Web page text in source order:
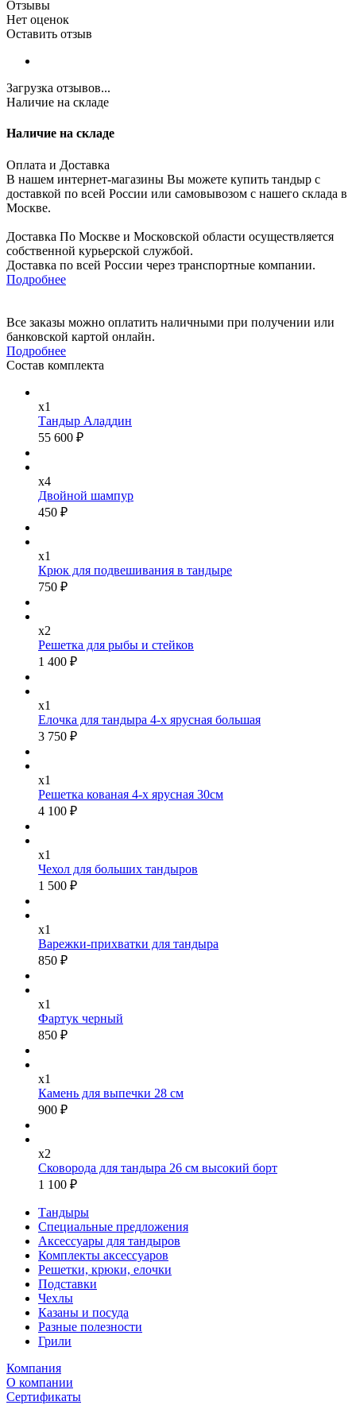
Отзывы
Нет оценок
Оставить отзыв
Загрузка отзывов...
Наличие на складе
Наличие на складе
Оплата и Доставка
В нашем интернет-магазины Вы можете купить тандыр с
доставкой по всей России или самовывозом с нашего склада в
Москве.
Доставка По Москве и Московской области осуществляется
собственной курьерской службой.
Доставка по всей России через транспортные компании.
Подробнее
Все заказы можно оплатить наличными при получении или
банковской картой онлайн.
Подробнее
Состав комплекта
x1
Тандыр Аладдин
55 600 ₽
x4
Двойной шампур
450 ₽
x1
Крюк для подвешивания в тандыре
750 ₽
x2
Решетка для рыбы и стейков
1 400 ₽
x1
Елочка для тандыра 4-х ярусная большая
3 750 ₽
x1
Решетка кованая 4-х ярусная 30см
4 100 ₽
x1
Чехол для больших тандыров
1 500 ₽
x1
Варежки-прихватки для тандыра
850 ₽
x1
Фартук черный
850 ₽
x1
Камень для выпечки 28 см
900 ₽
x2
Сковорода для тандыра 26 см высокий борт
1 100 ₽
Тандыры
Специальные предложения
Аксессуары для тандыров
Комплекты аксессуаров
Решетки, крюки, елочки
Подставки
Чехлы
Казаны и посуда
Разные полезности
Грили
Компания
О компании
Сертификаты